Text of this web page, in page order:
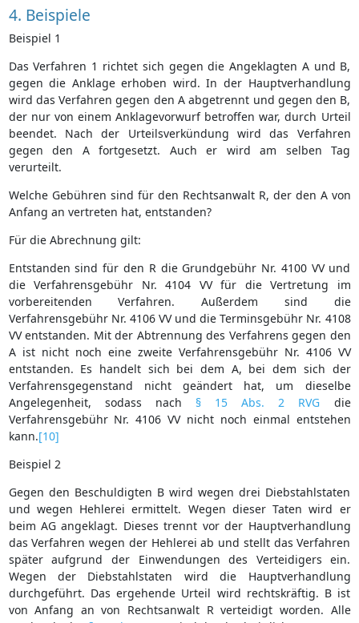
4. Beispiele
Beispiel 1
Das Verfahren 1 richtet sich gegen die Angeklagten A und B,
gegen die Anklage erhoben wird. In der Hauptverhandlung
wird das Verfahren gegen den A abgetrennt und gegen den B,
der nur von einem Anklagevorwurf betroffen war, durch Urteil
beendet. Nach der Urteilsverkündung wird das Verfahren
gegen den A fortgesetzt. Auch er wird am selben Tag
verurteilt.
Welche Gebühren sind für den Rechtsanwalt R, der den A von
Anfang an vertreten hat, entstanden?
Für die Abrechnung gilt:
Entstanden sind für den R die Grundgebühr Nr. 4100 VV und
die Verfahrensgebühr Nr. 4104 VV für die Vertretung im
vorbereitenden Verfahren. Außerdem sind die
Verfahrensgebühr Nr. 4106 VV und die Terminsgebühr Nr. 4108
VV entstanden. Mit der Abtrennung des Verfahrens gegen den
A ist nicht noch eine zweite Verfahrensgebühr Nr. 4106 VV
entstanden. Es handelt sich bei dem A, bei dem sich der
Verfahrensgegenstand nicht geändert hat, um dieselbe
Angelegenheit, sodass nach § 15 Abs. 2 RVG die
Verfahrensgebühr Nr. 4106 VV nicht noch einmal entstehen
kann.[10]
Beispiel 2
Gegen den Beschuldigten B wird wegen drei Diebstahlstaten
und wegen Hehlerei ermittelt. Wegen dieser Taten wird er
beim AG angeklagt. Dieses trennt vor der Hauptverhandlung
das Verfahren wegen der Hehlerei ab und stellt das Verfahren
später aufgrund der Einwendungen des Verteidigers ein.
Wegen der Diebstahlstaten wird die Hauptverhandlung
durchgeführt. Das ergehende Urteil wird rechtskräftig. B ist
von Anfang an von Rechtsanwalt R verteidigt worden. Alle